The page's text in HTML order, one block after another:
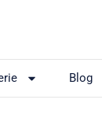
Blog